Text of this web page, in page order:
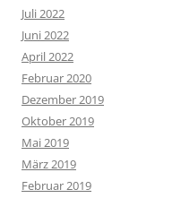
Juli 2022
Juni 2022
April 2022
Februar 2020
Dezember 2019
Oktober 2019
Mai 2019
März 2019
Februar 2019